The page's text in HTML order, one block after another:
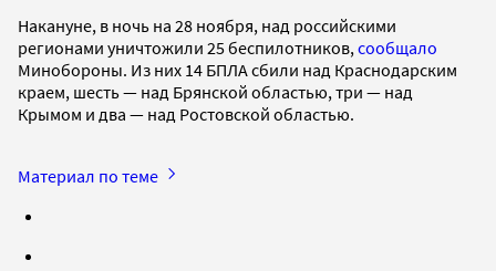
Накануне, в ночь на 28 ноября, над российскими
регионами уничтожили 25 беспилотников, сообщало
Минобороны. Из них 14 БПЛА сбили над Краснодарским
краем, шесть — над Брянской областью, три — над
Крымом и два — над Ростовской областью.
Материал по теме